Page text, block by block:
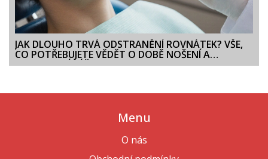
JAK DLOUHO TRVÁ ODSTRANĚNÍ ROVNÁTEK? VŠE,
CO POTŘEBUJETE VĚDĚT O DOBĚ NOŠENÍ A
POSTRANNÍ PÉČI
Menu
O nás